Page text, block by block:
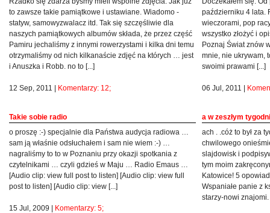
to zawsze takie pamiątkowe i ustawiane. Wiadomo -
statyw, samowyzwalacz itd. Tak się szczęśliwie dla
naszych pamiątkowych albumów składa, że przez część
Pamiru jechaliśmy z innymi rowerzystami i kilka dni temu
otrzymaliśmy od nich kilkanaście zdjęć na których … jest
i Anuszka i Robb. no to [...]
12 Sep, 2011 | Komentarzy: 12;
październiku 4 lata.
wieczorami, pop
wszystko złożyć i
Poznaj Świat znów
mnie, nie ukrywam,
swoimi prawami [...]
06 Jul, 2011 |
Takie sobie radio
o proszę :-) specjalnie dla Państwa audycja radiowa …
sam ją właśnie odsłuchałem i sam nie wiem :-) …
nagraliśmy to to w Poznaniu przy okazji spotkania z
czytelnikami … czyli gdzieś w Maju … Radio Emaus …
[Audio clip: view full post to listen] [Audio clip: view full
post to listen] [Audio clip: view [...]
15 Jul, 2009 | Komentarzy: 5;
a w zeszłym
ach . .cóż to był za
chwilowego
slajdowisk i
tym moim
Katowice! 5
Wspaniałe panie z
starzy-nowi znajomi.